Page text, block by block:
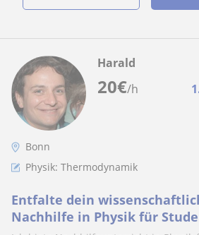
20€/h
Harald
Bonn
Physik: Thermodynamik
Entfalte dein
Nachhilfe in Physik für